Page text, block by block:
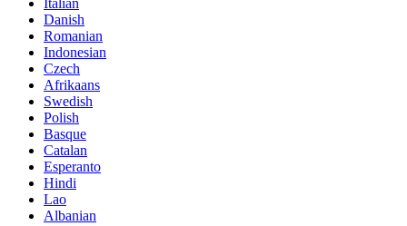
Danish
Romanian
Indonesian
Czech
Afrikaans
Swedish
Polish
Basque
Catalan
Esperanto
Hindi
Lao
Albanian